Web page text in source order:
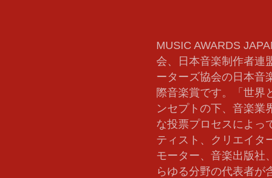
MUSIC AWARDS
会、日本音楽制作者連
ーターズ協会の日本音
際音楽賞です。「世界
ンセプトの下、音楽業
な投票プロセスによっ
ティスト、クリエイタ
モーター、音楽出版社
らゆる分野の代表者が